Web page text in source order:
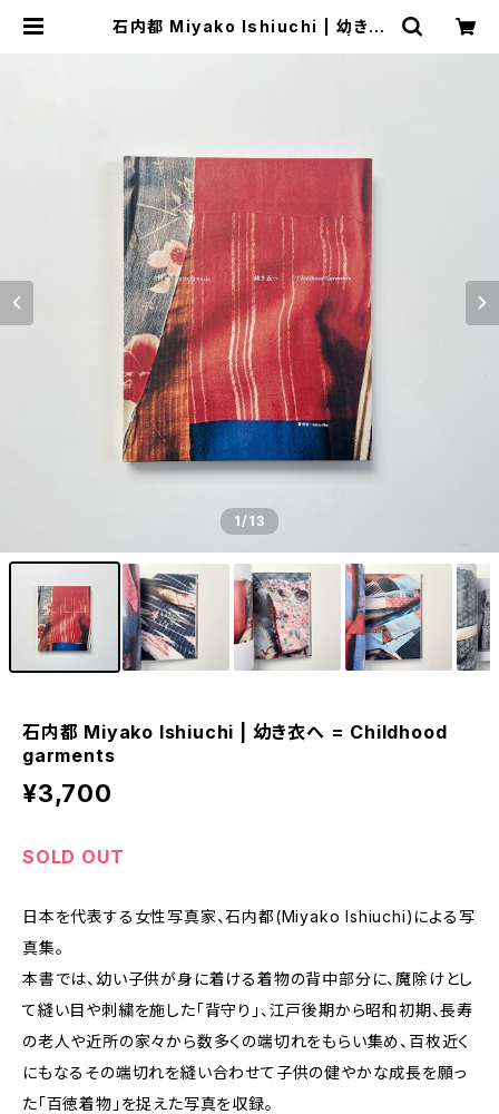
石内都 Miyako Ishiuchi | 幼き衣
1/13
石内都 Miyako Ishiuchi | 幼き衣へ = Childhood
garments
¥3,700
SOLD OUT
日本を代表する女性写真家、石内都(Miyako Ishiuchi)による写
真集。
本書では、幼い子供が身に着ける着物の背中部分に、魔除けとし
て縫い目や刺繍を施した「背守り」、江戸後期から昭和初期、長寿
の老人や近所の家々から数多くの端切れをもらい集め、百枚近く
にもなるその端切れを縫い合わせて子供の健やかな成長を願っ
た「百徳着物」を捉えた写真を収録。